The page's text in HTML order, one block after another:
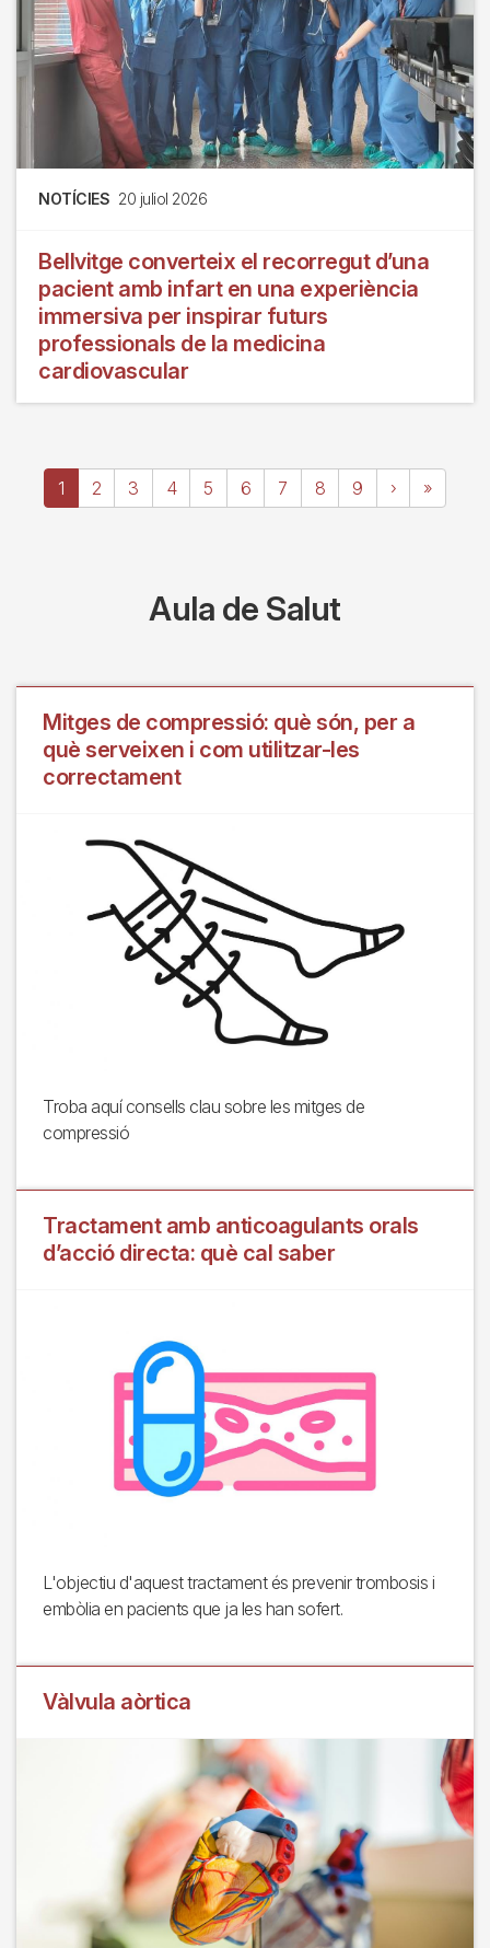
NOTÍCIES 20 juliol 2026
Bellvitge converteix el recorregut d’una
pacient amb infart en una experiència
immersiva per inspirar futurs
professionals de la medicina
cardiovascular
Paginació
Pàgina
actual
1 Page
2 Page
3 Page
4 Page
5 Page
6 Page
7 Page
8 Page
9
Pàgina
següent
›
Última
pàgina
»
Aula de Salut
Mitges de compressió: què són, per a
què serveixen i com utilitzar-les
correctament
Troba aquí consells clau sobre les mitges de
compressió
Tractament amb anticoagulants orals
d’acció directa: què cal saber
L'objectiu d'aquest tractament és prevenir trombosis i
embòlia en pacients que ja les han sofert.
Vàlvula aòrtica